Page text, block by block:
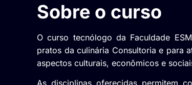
Sobre o curso
O curso tecnólogo da Faculdade
pratos da culinária Consultoria e para
aspectos culturais, econômicos e